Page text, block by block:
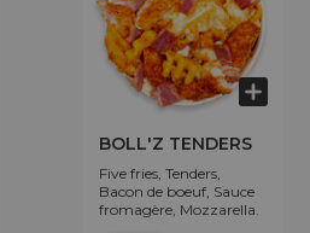
BOLL'Z TENDERS
Five fries, Tenders,
Bacon de boeuf, Sauce
fromagère, Mozzarella.